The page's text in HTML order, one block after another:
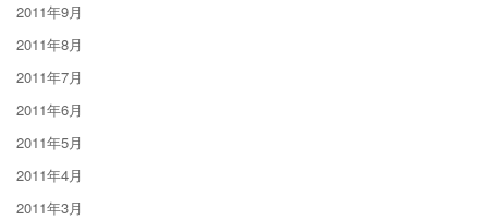
2011年9月
2011年8月
2011年7月
2011年6月
2011年5月
2011年4月
2011年3月